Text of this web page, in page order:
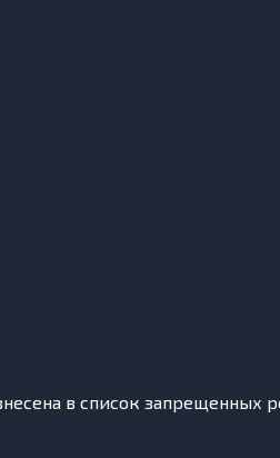
в список запрещенных